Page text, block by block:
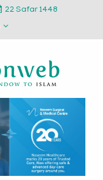
22 Safar 1448